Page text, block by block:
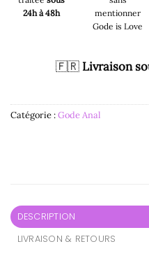
24h à 48h
mentionner
Gode is Love
🇫🇷 Livraison
Catégorie :Gode Anal
DESCRIPTION
LIVRAISON & RETOURS